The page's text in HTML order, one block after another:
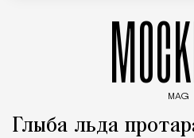
MAG
Глыба льда